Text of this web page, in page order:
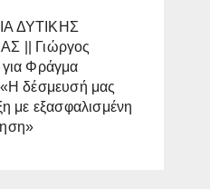
ΔΥΤΙΚΗΣ
|| Γιώργος
για Φράγμα
δέσμευσή μας
με εξασφαλισμένη